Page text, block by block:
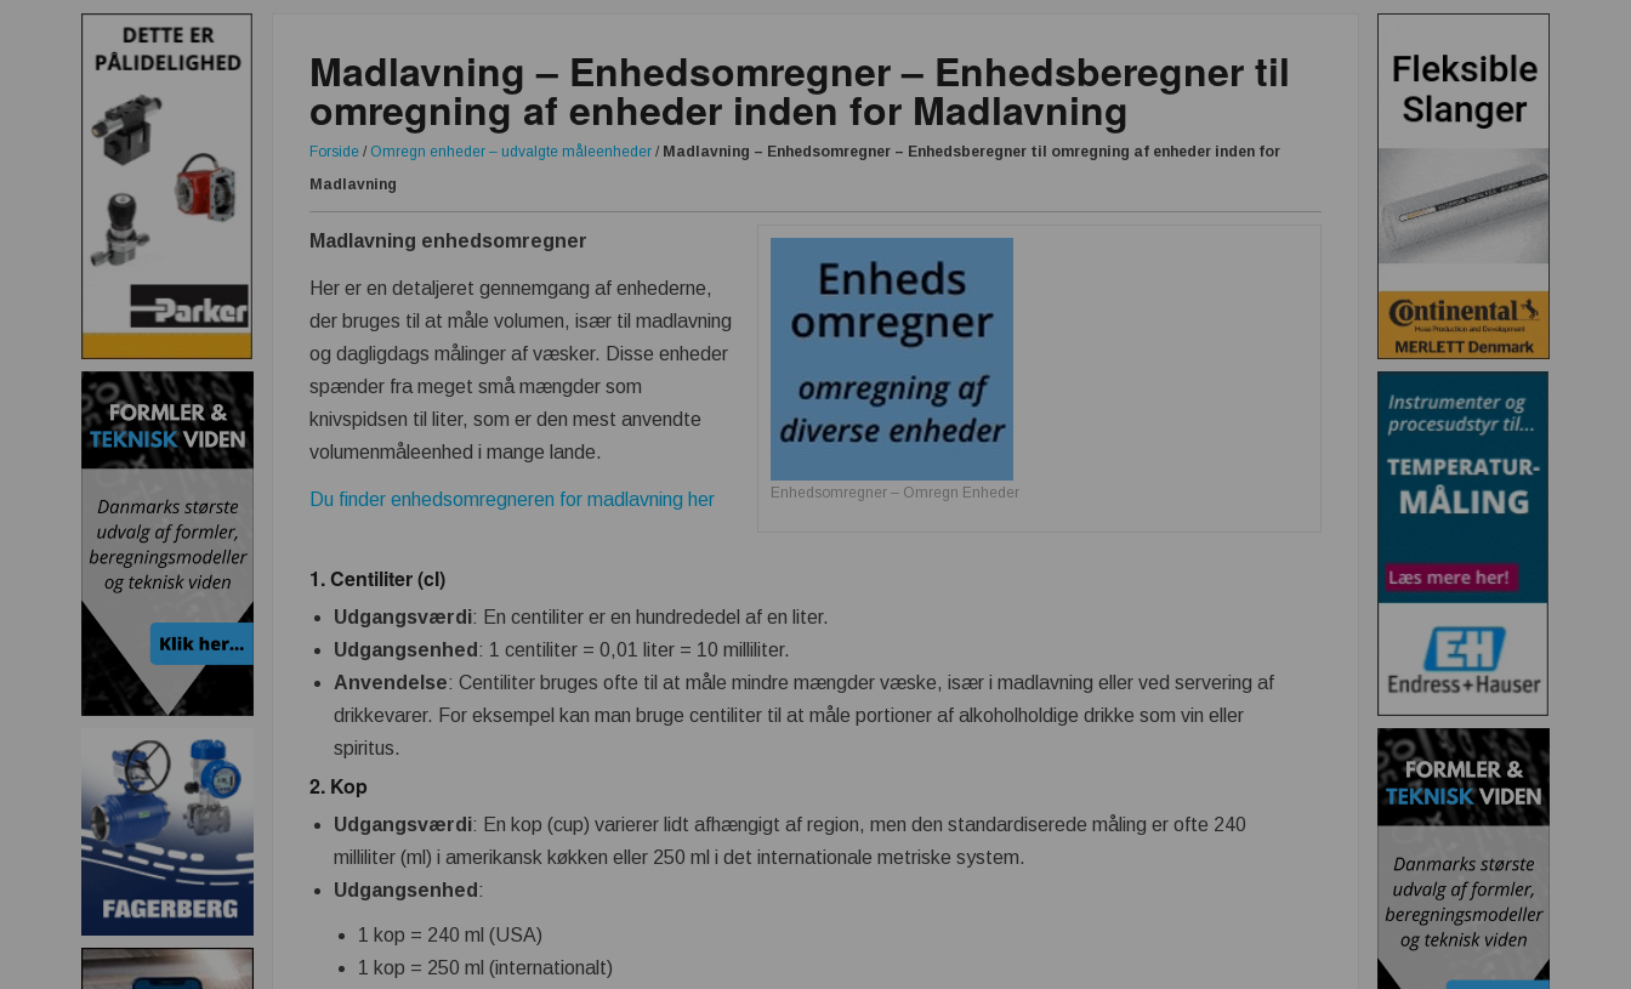
Madlavning – Enhedsomregner – Enhedsberegner til
omregning af enheder inden for Madlavning
Forside / Omregn enheder – udvalgte måleenheder / Madlavning – Enhedsomregner – Enhedsberegner til omregning af enheder inden for
Madlavning
Enhedsomregner – Omregn Enheder
Madlavning enhedsomregner
Her er en detaljeret gennemgang af enhederne,
der bruges til at måle volumen, især til madlavning
og dagligdags målinger af væsker. Disse enheder
spænder fra meget små mængder som
knivspidsen til liter, som er den mest anvendte
volumenmåleenhed i mange lande.
Du finder enhedsomregneren for madlavning her
1.Centiliter (cl)
Udgangsværdi: En centiliter er en hundrededel af en liter.
Udgangsenhed : 1 centiliter = 0,01 liter = 10 milliliter.
Anvendelse: Centiliter bruges ofte til at måle mindre mængder væske, især i madlavning eller ved servering af
drikkevarer. For eksempel kan man bruge centiliter til at måle portioner af alkoholholdige drikke som vin eller
spiritus.
2. Kop
Udgangsværdi: En kop (cup) varierer lidt afhængigt af region, men den standardiserede måling er ofte 240
milliliter (ml) i amerikansk køkken eller 250 ml i det internationale metriske system.
Udgangsenhed :
1 kop = 240 ml (USA)
1 kop = 250 ml (internationalt)